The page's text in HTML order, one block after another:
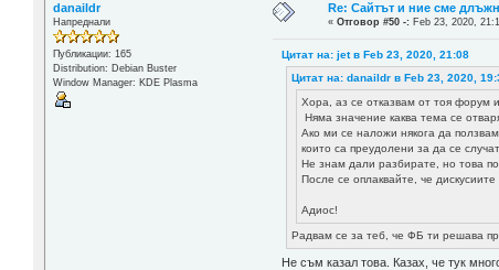
danaildr
Напреднали
Публикации: 165
Distribution: Debian Buster
Window Manager: KDE Plasma
Re: Сайтът и ние сме
«Отговор #50 -: Feb 23, 2020,
Цитат на: jet в Feb 23, 2020, 21:08
Цитат на: danaildr в Feb 23, 2020,
Хора, аз се отказвам от тоя форум
Няма значение каква тема се
Ако ми се наложи някога да
които са преудолени за да се
Не знам дали разбирате, но това
После се оплаквайте, че
Адиос!
Радвам се за теб, че ФБ ти решава
Не съм казал това. Казах, че тук